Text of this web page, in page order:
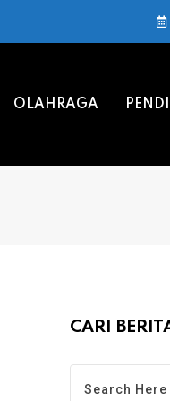
OLAHRAGA
CARI